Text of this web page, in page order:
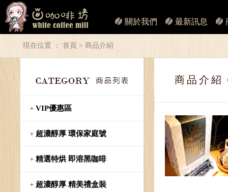
最新訊息
關於我們
現在位置 ： 首頁 > 商品介紹
VIP優惠區
超濃醇厚 環保家庭號
精選特烘 即溶黑咖啡
超濃醇厚 精美禮盒裝
商品介紹